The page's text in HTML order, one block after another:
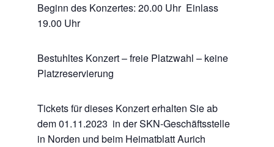
Beginn des Konzertes: 20.00 Uhr Einlass
19.00 Uhr
Bestuhltes Konzert – freie Platzwahl – keine
Platzreservierung
Tickets für dieses Konzert erhalten Sie ab
dem 01.11.2023 in der SKN-Geschäftsstelle
in Norden und beim Heimatblatt Aurich